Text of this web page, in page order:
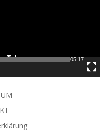
05:17